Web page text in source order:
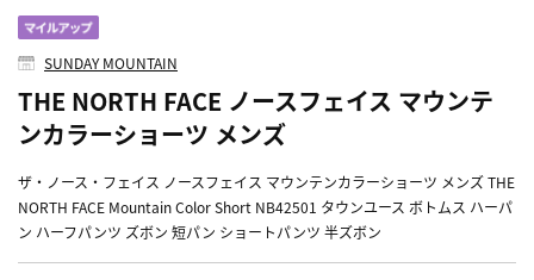
SUNDAY MOUNTAIN
THE NORTH FACE ノースフェイス マウンテ
ンカラーショーツ メンズ
ザ・ノース・フェイス ノースフェイス マウンテンカラーショーツ メンズ THE
NORTH FACE Mountain Color Short NB42501 タウンユース ボトムス ハーパ
ン ハーフパンツ ズボン 短パン ショートパンツ 半ズボン